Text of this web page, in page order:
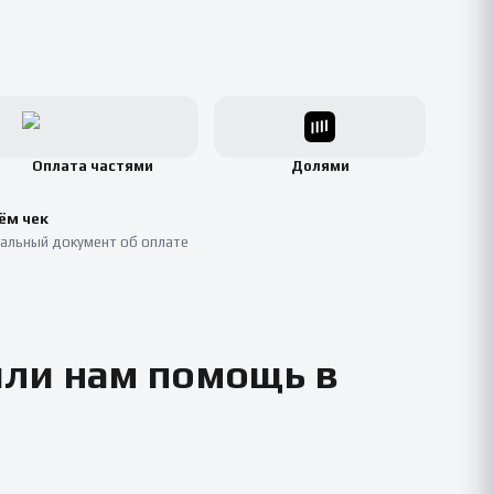
Оплата частями Долями
чек
документ об оплате
нам помощь в